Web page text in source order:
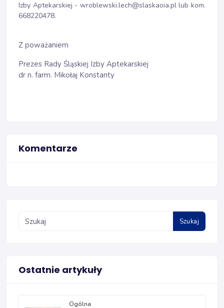
Izby Aptekarskiej - wroblewski.lech@slaskaoia.pl lub kom.
668220478.
Z poważaniem
Prezes Rady Śląskiej Izby Aptekarskiej
dr n. farm. Mikołaj Konstanty
Komentarze
Szukaj
Ostatnie artykuły
Ogólna